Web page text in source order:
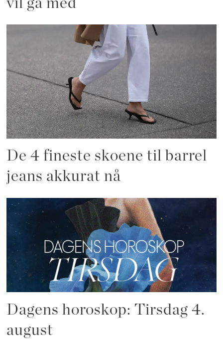
vil gå med
De 4 fineste skoene til barrel
jeans akkurat nå
Dagens horoskop: Tirsdag 4.
august